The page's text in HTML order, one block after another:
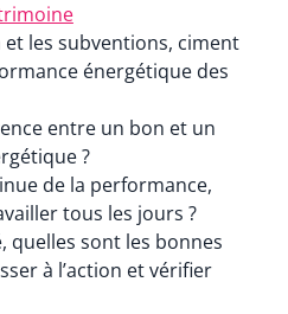
les subventions, ciment
énergétique des
entre un bon et un
?
de la performance,
tous les jours ?
quelles sont les bonnes
à l’action et vérifier